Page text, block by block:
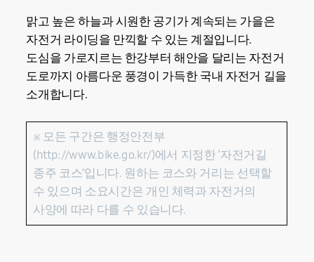
맑고 높은 하늘과 시원한 공기가 계속되는 가을은
자전거 라이딩을 만끽할 수 있는 계절입니다.
도심을 가로지르는 한강부터 해안을 달리는 자전거
도로까지 아름다운 풍경이 가득한 국내 자전거 길을
소개합니다.
※ 모든 구간은 행정안전부
(http://www.bike.go.kr/)에서 지정한 ‘자전거길
종주 코스’입니다. 원하는 코스와 거리는 선택할
수 있으며 소요시간은 개인 체력과 자전거의
사양에 따라 다를 수 있습니다.